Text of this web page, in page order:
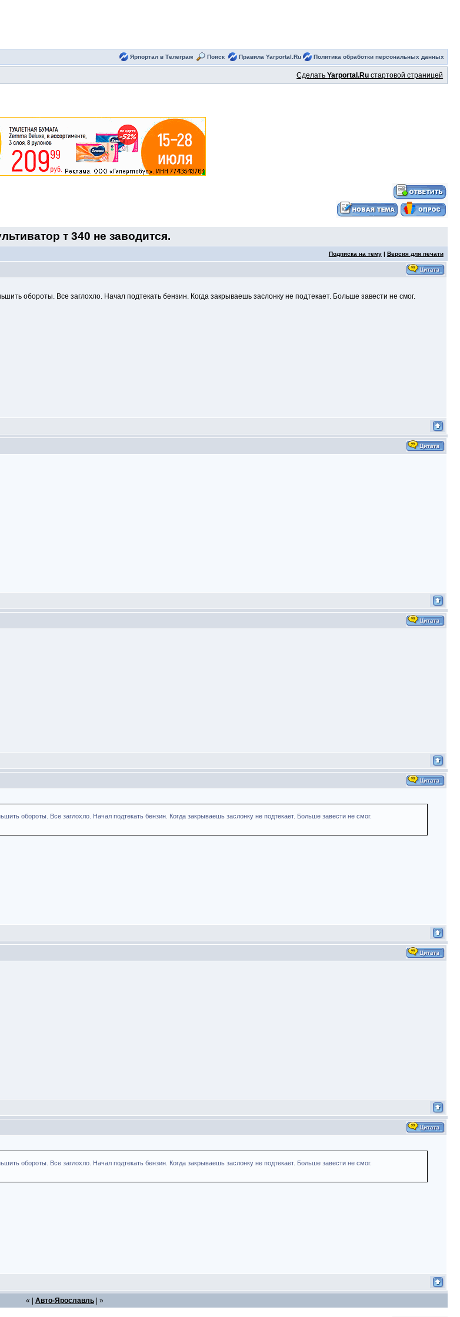
Ярпортал в Телеграм Поиск Правила Yarportal.Ru Политика обработки персональных данных
СделатьYarportal.Ru стартовой страницей
т 340 не заводится.
Подписка на тему| Версия для печати
обороты. Все заглохло. Начал подтекать бензин. Когда закрываешь заслонку не подтекает. Больше завести не смог.
обороты. Все заглохло. Начал подтекать бензин. Когда закрываешь заслонку не подтекает. Больше завести не смог.
обороты. Все заглохло. Начал подтекать бензин. Когда закрываешь заслонку не подтекает. Больше завести не смог.
« | Авто-Ярославль| »